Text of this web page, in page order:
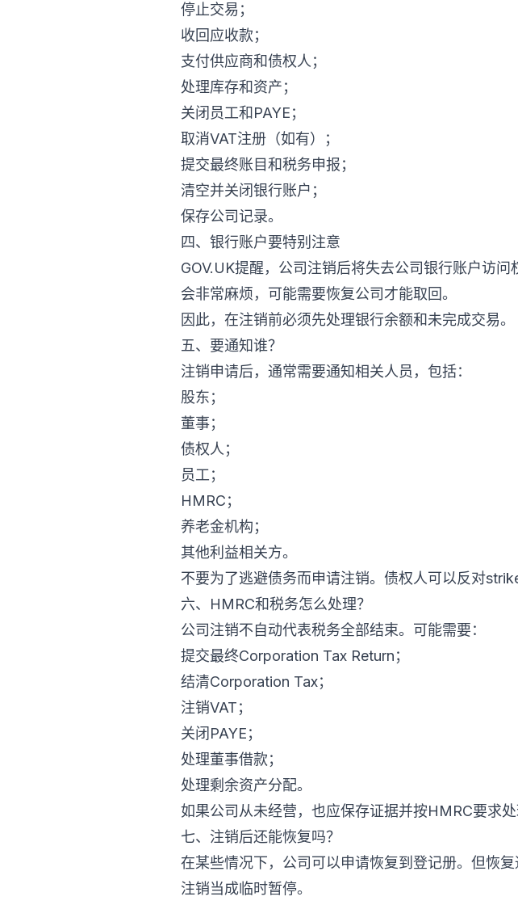
停止交易；
收回应收款；
支付供应商和债权人；
处理库存和资产；
关闭员工和PAYE；
取消VAT注册（如有）；
提交最终账目和税务申报；
清空并关闭银行账户；
保存公司记录。
四、银行账户要特别注意
GOV.UK提醒，公司注销后将失去公司银行账户访
会非常麻烦，可能需要恢复公司才能取回。
因此，在注销前必须先处理银行余额和未完成交易。
五、要通知谁？
注销申请后，通常需要通知相关人员，包括：
股东；
董事；
债权人；
员工；
HMRC；
养老金机构；
其他利益相关方。
不要为了逃避债务而申请注销。债权人可以反对
六、HMRC和税务怎么处理？
公司注销不自动代表税务全部结束。可能需要：
提交最终Corporation Tax Return；
结清Corporation Tax；
注销VAT；
关闭PAYE；
处理董事借款；
处理剩余资产分配。
如果公司从未经营，也应保存证据并按HMRC要求处
七、注销后还能恢复吗？
在某些情况下，公司可以申请恢复到登记册。但恢
注销当成临时暂停。